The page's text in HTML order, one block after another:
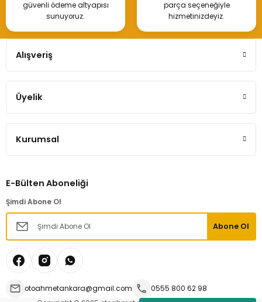
güvenli ödeme altyapısı
sunuyoruz.
parça seçeneğiyle
hizmetinizdeyiz.
Alışveriş
Üyelik
Kurumsal
E-Bülten Aboneliği
Şimdi Abone Ol
Abone Ol
otoahmetankara@gmail.com
0555 800 62 98